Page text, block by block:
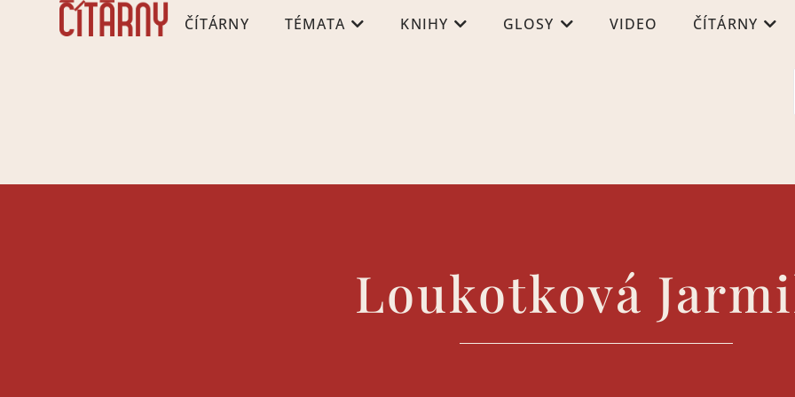
ČÍTÁRNY TÉMATA KNIHY GLOSY VIDEO ČÍTÁRNY
Loukotková